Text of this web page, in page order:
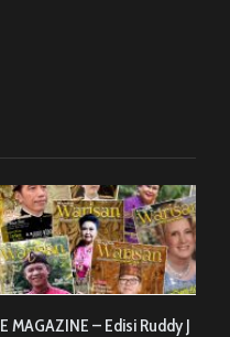
E MAGAZINE – Edisi Ruddy J